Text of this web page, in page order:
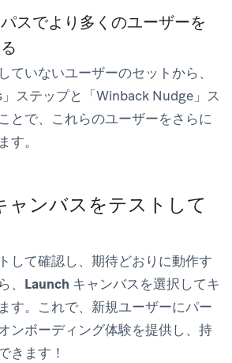
スでより多くのユーザーを
ていないユーザーのセットから、
」ステップと「Winback Nudge」ス
とで、これらのユーザーをさらに
す。
ャンバスをテストして
して確認し、期待どおりに動作す
、 Launch キャンバスを選択してキ
す。これで、新規ユーザーにパー
ンボーディング体験を提供し、持
きます！